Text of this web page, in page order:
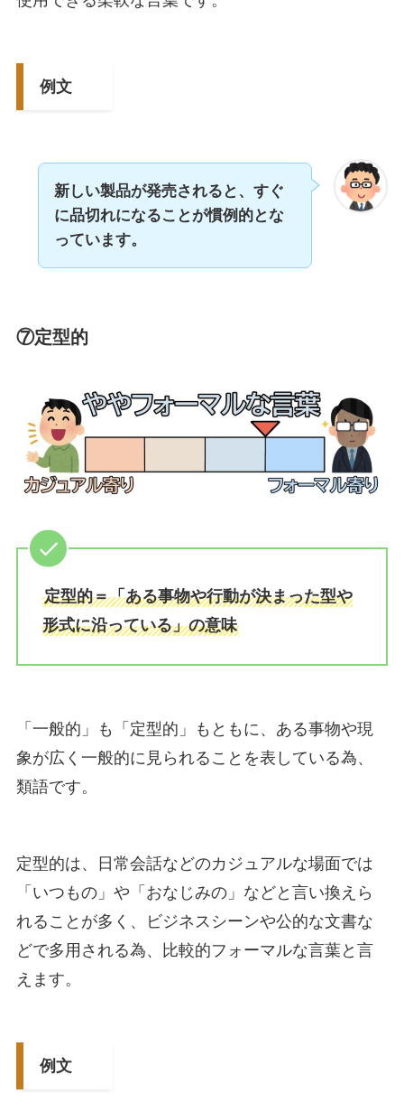
例文
新しい製品が発売されると、すぐ
に品切れになることが慣例的とな
っています。
⑦定型的
定型的＝「ある事物や行動が決まった型や
形式に沿っている」の意味
「一般的」も「定型的」もともに、ある事物や現
象が広く一般的に見られることを表している為、
類語です。
定型的は、日常会話などのカジュアルな場面では
「いつもの」や「おなじみの」などと言い換えら
れることが多く、ビジネスシーンや公的な文書な
どで多用される為、比較的フォーマルな言葉と言
えます。
例文